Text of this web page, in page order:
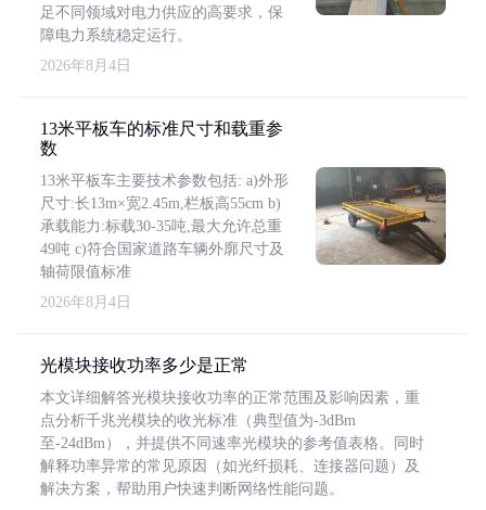
足不同领域对电力供应的高要求，保
障电力系统稳定运行。
2026年8月4日
13米平板车的标准尺寸和载重参
数
13米平板车主要技术参数包括: a)外形
尺寸:长13m×宽2.45m,栏板高55cm b)
承载能力:标载30-35吨,最大允许总重
49吨 c)符合国家道路车辆外廓尺寸及
轴荷限值标准
2026年8月4日
光模块接收功率多少是正常
本文详细解答光模块接收功率的正常范围及影响因素，重
点分析千兆光模块的收光标准（典型值为-3dBm
至-24dBm），并提供不同速率光模块的参考值表格。同时
解释功率异常的常见原因（如光纤损耗、连接器问题）及
解决方案，帮助用户快速判断网络性能问题。